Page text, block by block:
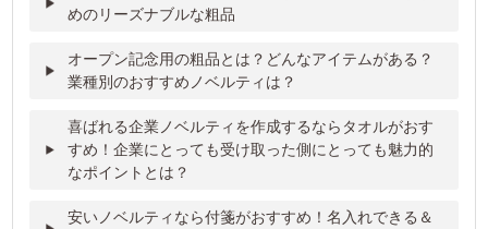
めのリーズナブルな粗品
オープン記念用の粗品とは？どんなアイテムがある？
業種別のおすすめノベルティは？
喜ばれる企業ノベルティを作成するならタオルがおす
すめ！企業にとっても受け取った側にとっても魅力的
なポイントとは？
安いノベルティなら付箋がおすすめ！名入れできる＆